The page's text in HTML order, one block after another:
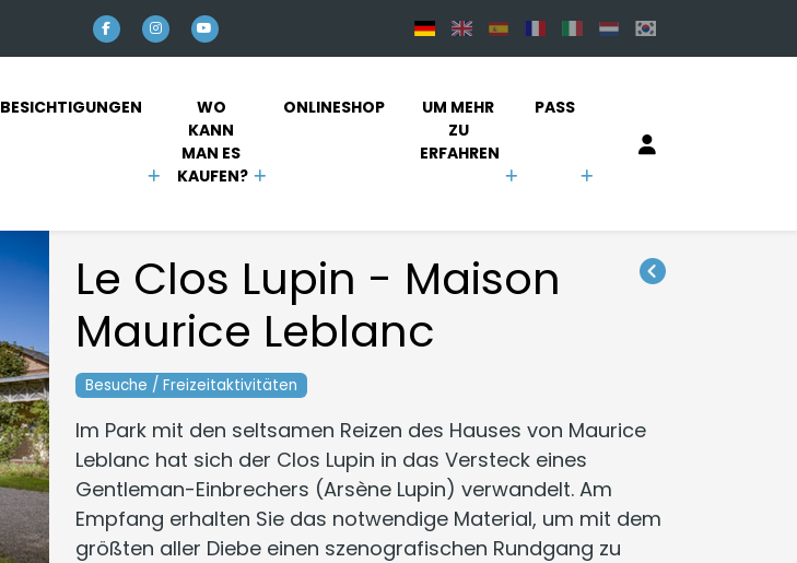
BESICHTIGUNGEN
WO
KANN
MAN ES
KAUFEN?
ONLINESHOP
UM MEHR
ZU
ERFAHREN
PASS
Le Clos Lupin - Maison
Maurice Leblanc
Besuche / Freizeitaktivitäten
Im Park mit den seltsamen Reizen des Hauses von Maurice
Leblanc hat sich der Clos Lupin in das Versteck eines
Gentleman-Einbrechers (Arsène Lupin) verwandelt. Am
Empfang erhalten Sie das notwendige Material, um mit dem
größten aller Diebe einen szenografischen Rundgang zu